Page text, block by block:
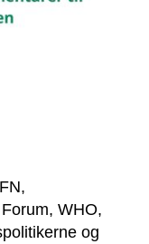
WHO,
og